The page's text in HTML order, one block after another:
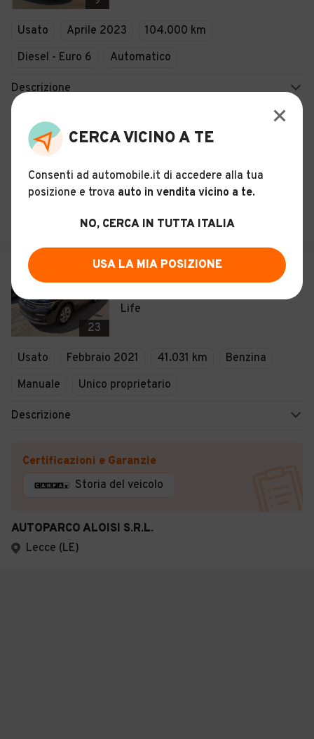
Usato Aprile 2023
104.000 km
Diesel - Euro 6
Automatico
Descrizione
Certificazioni e Garanzie
CORVAGLIA LUCIANO
Botrugno (LE)
23
€ 24.999
Life
Usato Febbraio 2021 41.031 km
Benzina
Manuale
Unico proprietario
Descrizione
Certificazioni e Garanzie
Storia del veicolo
AUTOPARCO ALOISI S.R.L.
Lecce (LE)
CERCA VICINO A TE
Consenti ad automobile.it di accedere alla tua
posizione e trova auto in vendita vicino a te.
NO, CERCA IN TUTTA ITALIA
USA LA MIA POSIZIONE